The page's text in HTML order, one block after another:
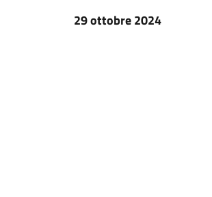
29 ottobre 2024